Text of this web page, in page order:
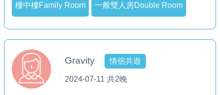
樓中樓Family Room 一般雙人房Double Room
Gravity 情侶共遊
2024-07-11 共2晚